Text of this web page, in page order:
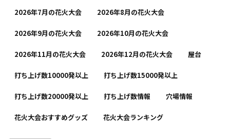
2026年7月の花火大会 2026年8月の花火大会
2026年9月の花火大会 2026年10月の花火大会
2026年11月の花火大会 2026年12月の花火大会 屋台
打ち上げ数10000発以上 打ち上げ数15000発以上
打ち上げ数20000発以上 打ち上げ数情報 穴場情報
花火大会おすすめグッズ 花火大会ランキング